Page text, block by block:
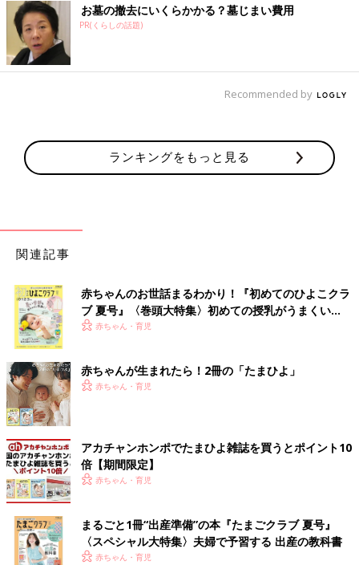
お墓の撤去にいくらかかる？墓じまい費用
PR(くらしの話題)
Recommended by
ランキングをもっと見る
関連記事
赤ちゃんのお世話まるわかり！『初めてのひよこクラ
ブ 夏号』〈巻頭大特集〉初めての授乳がうまくい
く！ おっぱい・ミルクの基本と夏のトラブル 解決テ
赤ちゃん・育児
赤ちゃんが生まれたら！2冊の「たまひよ」
赤ちゃん・育児
アカチャンホンポでたまひよ雑誌を買うとポイント10
倍【期間限定】
赤ちゃん・育児
まるごと1冊“出産準備”の本『たまごクラブ 夏号』
〈スペシャル大特集〉夫婦で予習する 出産の教科書
赤ちゃん・育児